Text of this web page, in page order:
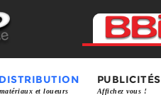
matériaux et loueurs
PUBLICITÉS
Affichez vous !